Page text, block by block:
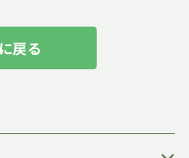
赤松 オーガニック おしゃれ か
コ エシカル サステナブル
戻る